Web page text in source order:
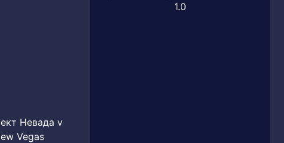
Невада v
Vegas
1.0